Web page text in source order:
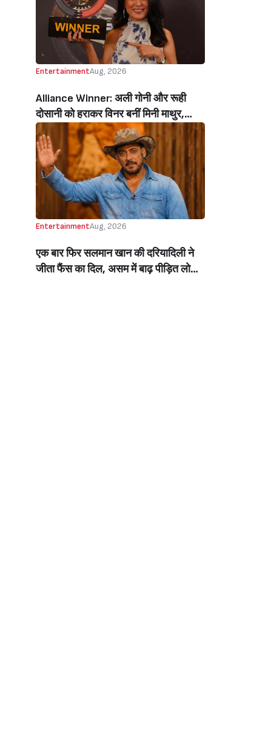
EntertainmentAug, 2026
Alliance Winner: अली गोनी और रूही
दोसानी को हराकर विनर बनीं मिनी माथुर,
इनाम में मिले 50 लाख रुपये और चमचमाती ही
ट्रॉफी (Mini Mathur Lifts Trophy
Beats Aly Goni And Ruhee Dosani)
EntertainmentAug, 2026
एक बार फिर सलमान खान की दरियादिली ने
जीता फैंस का दिल, असम में बाढ़ पीड़ित लोगों